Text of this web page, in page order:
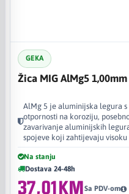
GEKA
Žica MIG AlMg5 1,00mm
AlMg 5 je aluminijska legura s
otpornosti na koroziju,
zavarivanje aluminijskih
spojeve koji zahtijevaju visoku
Na stanju
Dostava 24-48h
37,01KMSa PDV-om